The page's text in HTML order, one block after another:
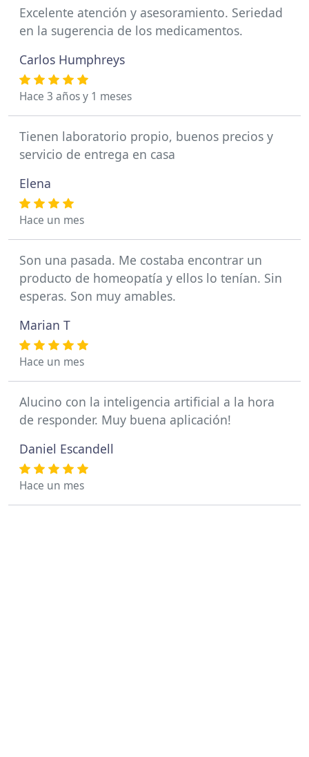
Excelente atención y asesoramiento. Seriedad
en la sugerencia de los medicamentos.
Carlos Humphreys
Hace 3 años y 1 meses
Tienen laboratorio propio, buenos precios y
servicio de entrega en casa
Elena
Hace un mes
Son una pasada. Me costaba encontrar un
producto de homeopatía y ellos lo tenían. Sin
esperas. Son muy amables.
Marian T
Hace un mes
Alucino con la inteligencia artificial a la hora
de responder. Muy buena aplicación!
Daniel Escandell
Hace un mes